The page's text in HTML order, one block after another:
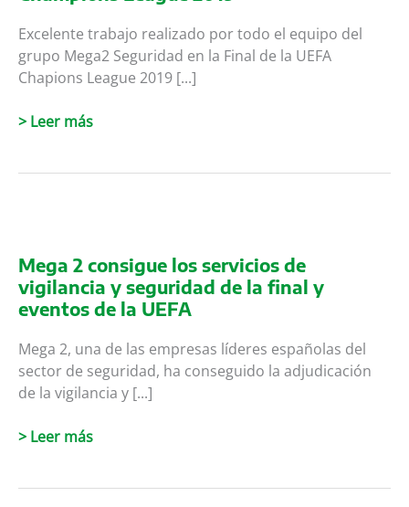
Excelente trabajo realizado por todo el equipo del
grupo Mega2 Seguridad en la Final de la UEFA
Chapions League 2019 [...]
Excelente
del
grupo
Mega2
en
la
Final
UEFA
Champions
League
> Leer más
Mega 2 consigue los servicios de
vigilancia y seguridad de la final y
eventos de la UEFA
Mega 2, una de las empresas líderes españolas del
sector de seguridad, ha conseguido la adjudicación
de la vigilancia y [...]
Mega
> Leer más